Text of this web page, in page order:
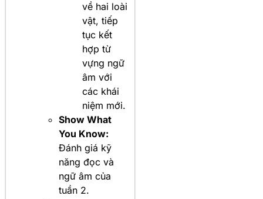
về hai loài
vật, tiếp
tục kết
hợp từ
vựng ngữ
âm với
các khái
niệm mới.
Show What
You Know:
Đánh giá kỹ
năng đọc và
ngữ âm của
tuần 2.